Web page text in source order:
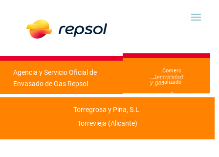
Agencia y Servicio Oficial de
Envasado de Gas Repsol
Comerc
ializado
r
Torregrosa y Pina, S.L.
Torrevieja (Alicante)